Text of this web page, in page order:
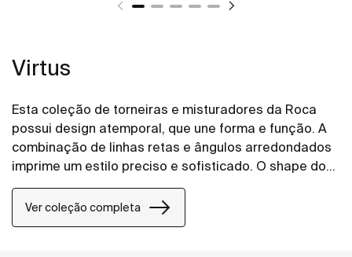
Virtus
Esta coleção de torneiras e misturadores da Roca
possui design atemporal, que une forma e função. A
combinação de linhas retas e ângulos arredondados
imprime um estilo preciso e sofisticado. O shape do
produto com a bica de 90 graus reforça a precisão e
cuidado com os detalhes. O acionamento slim é
confortável para abrir e fechar a torneira e o
Ver coleção completa